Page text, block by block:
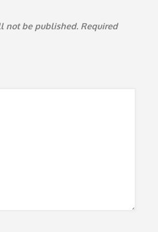
not be published. Required